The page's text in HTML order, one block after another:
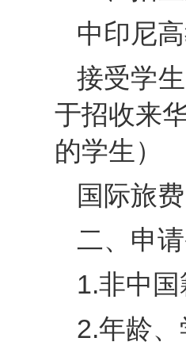
中印尼
接受学
于招收来
的学生）
国际旅
二、申
1.非中
2.年龄